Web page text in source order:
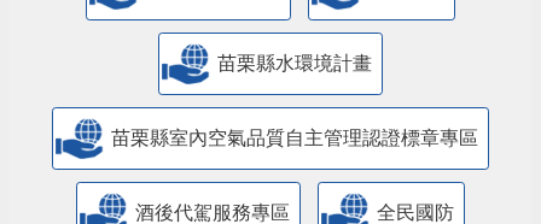
苗栗縣水環境計畫
苗栗縣室內空氣品質自主管理認證標章專區
酒後代駕服務專區 全民國防